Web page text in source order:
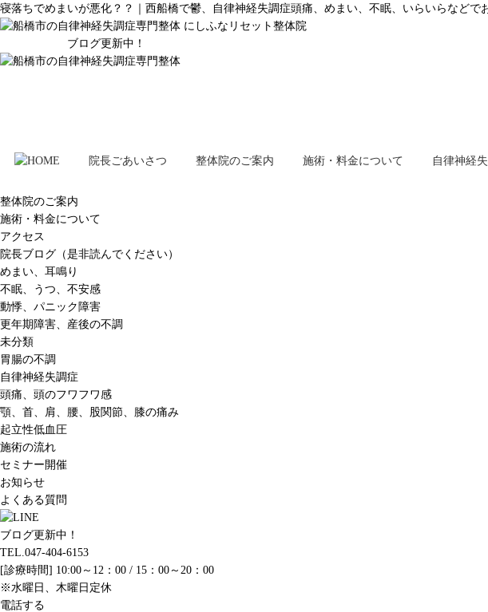
寝落ちでめまいが悪化？？｜西船橋で鬱、自律神経失調症頭痛、めまい、不眠、いらいらなどで
ブログ更新中！
院長ごあいさつ 整体院のご案内 施術・料金について 自律神経
整体院のご案内
施術・料金について
アクセス
院長ブログ（是非読んでください）
めまい、耳鳴り
不眠、うつ、不安感
動悸、パニック障害
更年期障害、産後の不調
未分類
胃腸の不調
自律神経失調症
頭痛、頭のフワフワ感
顎、首、肩、腰、股関節、膝の痛み
起立性低血圧
施術の流れ
セミナー開催
お知らせ
よくある質問
ブログ更新中！
TEL.047-404-6153
[診療時間] 10:00～12：00 / 15：00～20：00
※水曜日、木曜日定休
電話する